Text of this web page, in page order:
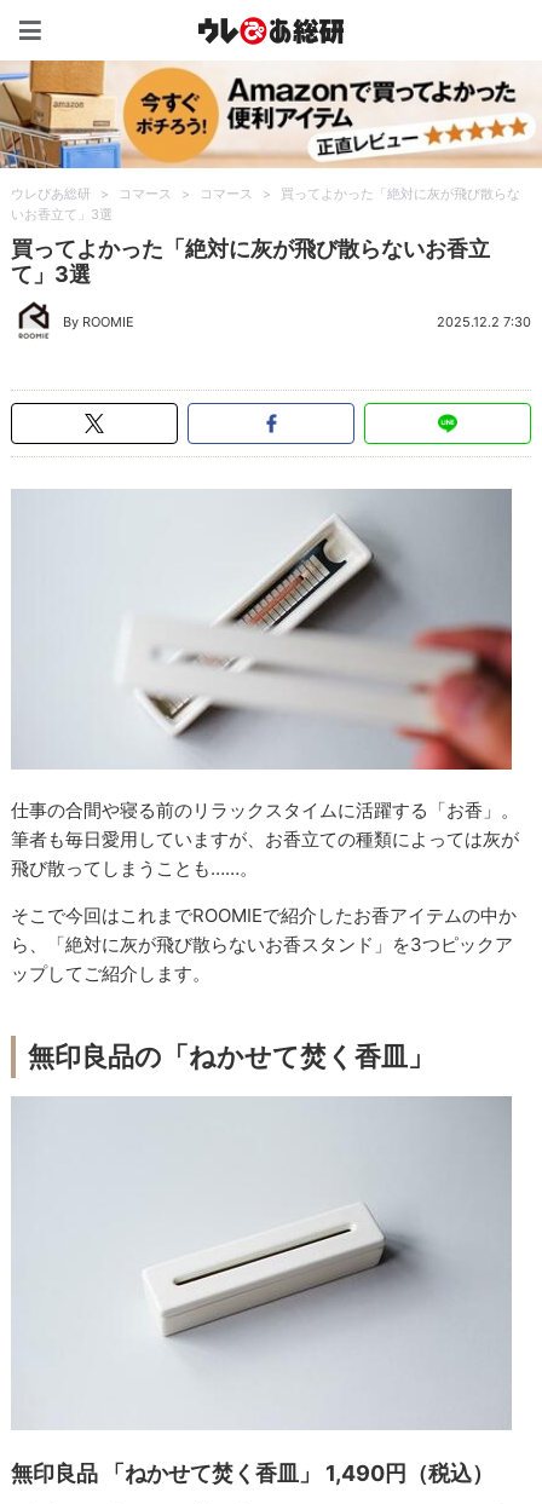
ウレぴあ総研 > コマース > コマース >
買ってよかった「絶対に灰が飛び散らな
いお香立て」3選
買ってよかった「絶対に灰が飛び散らないお香立
て」3選
By ROOMIE 2025.12.2 7:30
仕事の合間や寝る前のリラックスタイムに活躍する「お香」。
筆者も毎日愛用していますが、お香立ての種類によっては灰が
飛び散ってしまうことも……。
そこで今回はこれまでROOMIEで紹介したお香アイテムの中か
ら、「絶対に灰が飛び散らないお香スタンド」を3つピックア
ップしてご紹介します。
無印良品の「ねかせて焚く香皿」
無印良品 「ねかせて焚く香皿」 1,490円（税込）